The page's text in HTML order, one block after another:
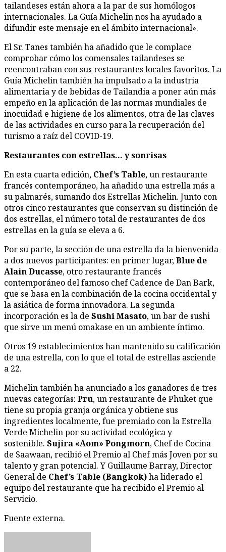
tailandeses están ahora a la par de sus homólogos
internacionales. La Guía Michelin nos ha ayudado a
difundir este mensaje en el ámbito internacional».
El Sr. Tanes también ha añadido que le complace
comprobar cómo los comensales tailandeses se
reencontraban con sus restaurantes locales favoritos. La
Guía Michelin también ha impulsado a la industria
alimentaria y de bebidas de Tailandia a poner aún más
empeño en la aplicación de las normas mundiales de
inocuidad e higiene de los alimentos, otra de las claves
de las actividades en curso para la recuperación del
turismo a raíz del COVID-19.
Restaurantes con estrellas… y sonrisas
En esta cuarta edición, Chef’s Table, un restaurante
francés contemporáneo, ha añadido una estrella más a
su palmarés, sumando dos Estrellas Michelin. Junto con
otros cinco restaurantes que conservan su distinción de
dos estrellas, el número total de restaurantes de dos
estrellas en la guía se eleva a 6.
Por su parte, la sección de una estrella da la bienvenida
a dos nuevos participantes: en primer lugar,Blue de
Alain Ducasse, otro restaurante francés
contemporáneo del famoso chef Cadence de Dan Bark,
que se basa en la combinación de la cocina occidental y
la asiática de forma innovadora. La segunda
incorporación es la de Sushi Masato, un bar de sushi
que sirve un menú omakase en un ambiente íntimo.
Otros 19 establecimientos han mantenido su calificación
de una estrella, con lo que el total de estrellas asciende
a 22.
Michelin también ha anunciado a los ganadores de tres
nuevas categorías: Pru, un restaurante de Phuket que
tiene su propia granja orgánica y obtiene sus
ingredientes localmente, fue premiado con la Estrella
Verde Michelin por su actividad ecológica y
sostenible. Sujira «Aom» Pongmorn, Chef de Cocina
de Saawaan, recibió el Premio al Chef más Joven por su
talento y gran potencial. Y Guillaume Barray, Director
General de Chef’s Table (Bangkok)ha liderado el
equipo del restaurante que ha recibido el Premio al
Servicio.
Fuente externa.